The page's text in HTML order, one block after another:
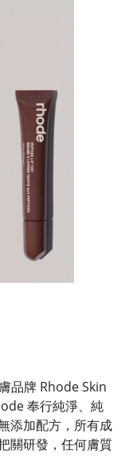
品牌 Rhode Skin
奉行純淨、純
添加配方，所有成
關研發，任何膚質